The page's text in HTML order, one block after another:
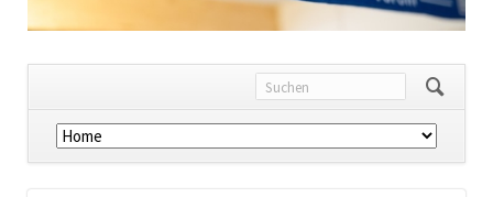
Navigation
überspringen